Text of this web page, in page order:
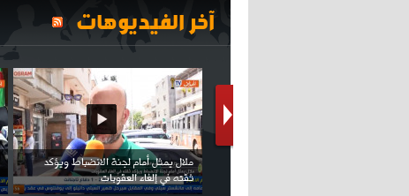
آخر الفيديوهات
كريستيانو كاد يصاب على مستوى كتفه
بسبب سيلفي